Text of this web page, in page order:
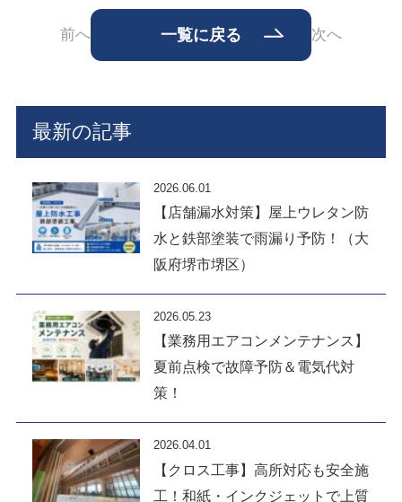
前へ 一覧に戻る 次へ
最新の記事
2026.06.01
【店舗漏水対策】屋上ウレタン防
水と鉄部塗装で雨漏り予防！（大
阪府堺市堺区）
2026.05.23
【業務用エアコンメンテナンス】
夏前点検で故障予防＆電気代対
策！
2026.04.01
【クロス工事】高所対応も安全施
工！和紙・インクジェットで上質